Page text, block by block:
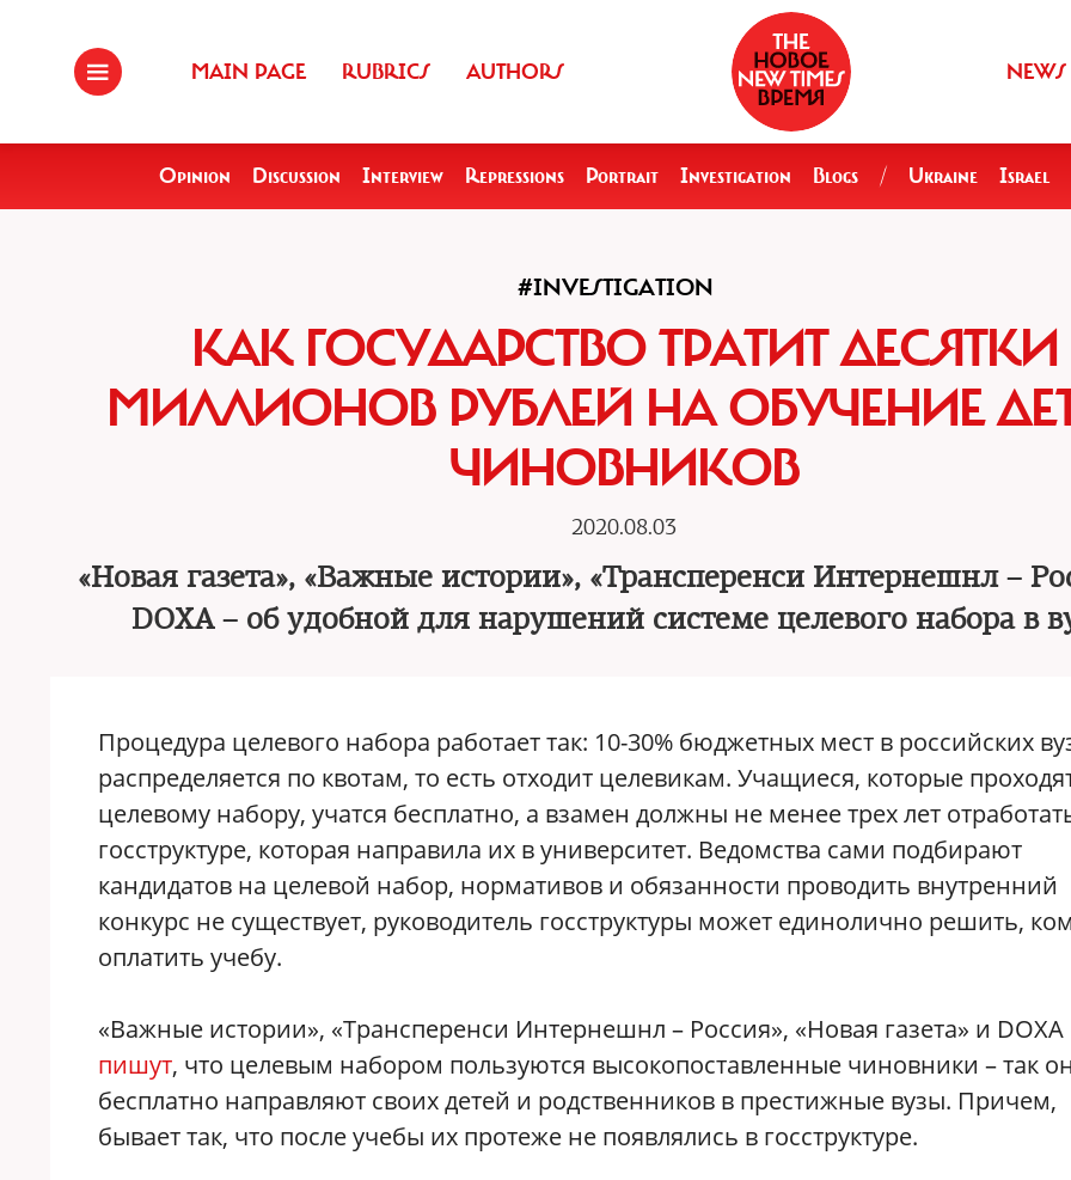
MAIN PAGE RUBRICS AUTHORS NEWS
Opinion Discussion Interview Repressions Portrait Investigation Blogs / Ukraine Israel
#INVESTIGATION
КАК ГОСУДАРСТВО ТРАТИТ ДЕСЯТКИ
МИЛЛИОНОВ РУБЛЕЙ НА ОБУЧЕНИЕ
ЧИНОВНИКОВ
2020.08.03
«Новая газета», «Важные истории», «Трансперенси Интернешнл –
DOXA – об удобной для нарушений системе целевого набора в
Процедура целевого набора работает так: 10-30% бюджетных мест в российских
распределяется по квотам, то есть отходит целевикам. Учащиеся, которые
целевому набору, учатся бесплатно, а взамен должны не менее трех лет
госструктуре, которая направила их в университет. Ведомства сами подбирают
кандидатов на целевой набор, нормативов и обязанности проводить внутренний
конкурс не существует, руководитель госструктуры может единолично решить,
оплатить учебу.
«Важные истории», «Трансперенси Интернешнл – Россия», «Новая газета» и DOXA
пишут, что целевым набором пользуются высокопоставленные чиновники – так
бесплатно направляют своих детей и родственников в престижные вузы. Причем,
бывает так, что после учебы их протеже не появлялись в госструктуре.